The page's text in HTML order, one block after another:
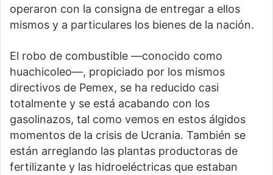
operaron con la consigna de entregar a ellos
mismos y a particulares los bienes de la nación.
El robo de combustible —conocido como
huachicoleo—, propiciado por los mismos
directivos de Pemex, se ha reducido casi
totalmente y se está acabando con los
gasolinazos, tal como vemos en estos álgidos
momentos de la crisis de Ucrania. También se
están arreglando las plantas productoras de
fertilizante y las hidroeléctricas que estaban